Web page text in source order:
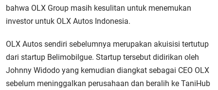
bahwa OLX Group masih kesulitan untuk menemukan
investor untuk OLX Autos Indonesia.
OLX Autos sendiri sebelumnya merupakan akuisisi tertutup
dari startup Belimobilgue. Startup tersebut didirikan oleh
Johnny Widodo yang kemudian diangkat sebagai CEO OLX
sebelum meninggalkan perusahaan dan beralih ke TaniHub